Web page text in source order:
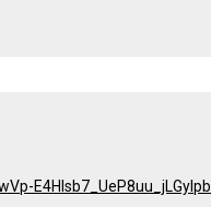
E4HIsb7_UeP8uu_jLGylpb